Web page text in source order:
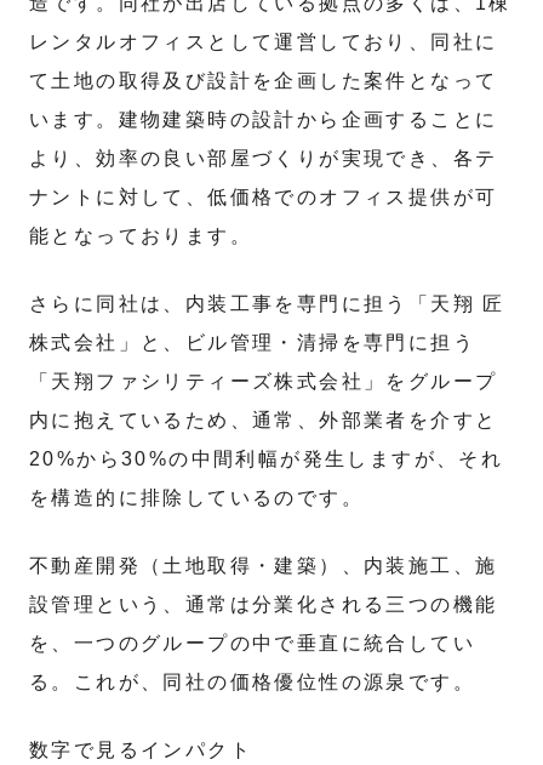
レンタルオフィスとして運営しており、同社に
て土地の取得及び設計を企画した案件となって
います。建物建築時の設計から企画することに
より、効率の良い部屋づくりが実現でき、各テ
ナントに対して、低価格でのオフィス提供が可
能となっております。
さらに同社は、内装工事を専門に担う「天翔 匠
株式会社」と、ビル管理・清掃を専門に担う
「天翔ファシリティーズ株式会社」をグループ
内に抱えているため、通常、外部業者を介すと
20%から30%の中間利幅が発生しますが、それ
を構造的に排除しているのです。
不動産開発（土地取得・建築）、内装施工、施
設管理という、通常は分業化される三つの機能
を、一つのグループの中で垂直に統合してい
る。これが、同社の価格優位性の源泉です。
数字で見るインパクト